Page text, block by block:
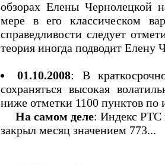
обзорах Елены Чернолецкой
мере в его классическом
справедливости следует
теория иногда подводит Елену
01.10.2008: В
сохраняться высокая
ниже отметки 1100 пунктов
На самом деле: Индекс РТС
закрыл месяц значением 773...